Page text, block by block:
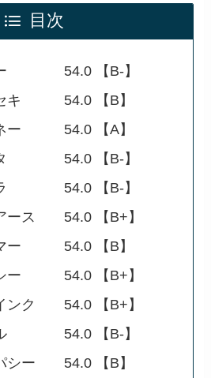
目次
ー 54.0 【B-】
セキ 54.0 【B】
ネー 54.0 【A】
タ 54.0 【B-】
ラ 54.0 【B-】
ース 54.0 【B+】
マー 54.0 【B】
シー 54.0 【B+】
ンク 54.0 【B+】
ル 54.0 【B-】
シー 54.0 【B】